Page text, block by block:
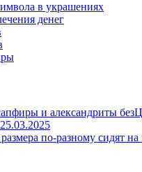
в украшениях
денег
и александриты
25.03.2025
по-разному сидят на